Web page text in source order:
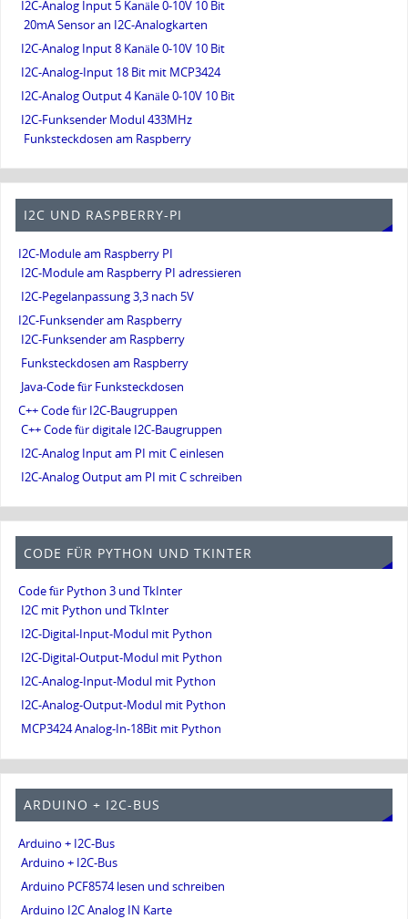
I2C-Analog Input 5 Kanäle 0-10V 10 Bit
20mA Sensor an I2C-Analogkarten
I2C-Analog Input 8 Kanäle 0-10V 10 Bit
I2C-Analog-Input 18 Bit mit MCP3424
I2C-Analog Output 4 Kanäle 0-10V 10 Bit
I2C-Funksender Modul 433MHz
Funksteckdosen am Raspberry
I2C UND RASPBERRY-PI
I2C-Module am Raspberry PI
I2C-Module am Raspberry PI adressieren
I2C-Pegelanpassung 3,3 nach 5V
I2C-Funksender am Raspberry
I2C-Funksender am Raspberry
Funksteckdosen am Raspberry
Java-Code für Funksteckdosen
C++ Code für I2C-Baugruppen
C++ Code für digitale I2C-Baugruppen
I2C-Analog Input am PI mit C einlesen
I2C-Analog Output am PI mit C schreiben
CODE FÜR PYTHON UND TKINTER
Code für Python 3 und TkInter
I2C mit Python und TkInter
I2C-Digital-Input-Modul mit Python
I2C-Digital-Output-Modul mit Python
I2C-Analog-Input-Modul mit Python
I2C-Analog-Output-Modul mit Python
MCP3424 Analog-In-18Bit mit Python
ARDUINO + I2C-BUS
Arduino + I2C-Bus
Arduino + I2C-Bus
Arduino PCF8574 lesen und schreiben
Arduino I2C Analog IN Karte